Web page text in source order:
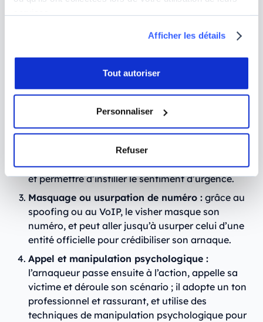
Afficher les détails
Tout autoriser
Personnaliser
Refuser
Pour parvenir à tromper et à manipuler leurs
victimes en direct, les hackers ne laissent rien au
hasard et suivent un processus bien rôdé :
Récolte d’informations :l’escroc commence par
récolter un maximum d’informations sur ses
cibles, et utilise pour cela les renseignements
réseaux sociaux.
Élaboration d’un scénario crédible :il choisit
ensuite l’entité à usurper et prépare son
message, sa stratégie, qui doit paraître crédible
et permettre d’instiller le sentiment d’urgence.
Masquage ou usurpation de numéro : grâce au
spoofing ou au VoIP, le visher masque son
numéro, et peut aller jusqu’à usurper celui d’une
entité officielle pour crédibiliser son arnaque.
Appel et manipulation psychologique :
l’arnaqueur passe ensuite à l’action, appelle sa
victime et déroule son scénario ; il adopte un ton
professionnel et rassurant, et utilise des
techniques de manipulation psychologique pour